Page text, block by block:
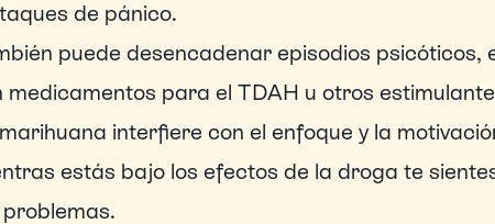
de pánico.
puede desencadenar episodios psicóticos,
medicamentos para el TDAH u otros
interfiere con el enfoque y la
estás bajo los efectos de la droga te